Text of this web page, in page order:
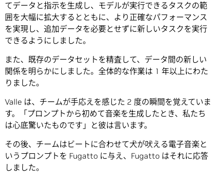
てデータと指示を生成し、モデルが実行できるタスクの範
囲を大幅に拡大するとともに、より正確なパフォーマンス
を実現し、追加データを必要とせずに新しいタスクを実行
できるようにしました。
また、既存のデータセットを精査して、データ間の新しい
関係を明らかにしました。全体的な作業は 1 年以上にわた
りました。
Valle は、チームが手応えを感じた 2 度の瞬間を覚えていま
す。「プロンプトから初めて音楽を生成したとき、私たち
は心底驚いたものです」と彼は言います。
その後、チームはビートに合わせて犬が吠える電子音楽と
いうプロンプトを Fugatto に与え、Fugatto はそれに応答
しました。